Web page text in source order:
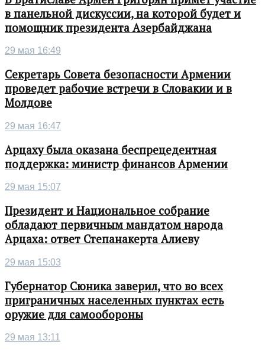
в панельной дискуссии, на которой будет и
помощник президента Азербайджана
29 мая 16:49
Секретарь Совета безопасности Армении
проведет рабочие встречи в Словакии и в
Молдове
29 мая 16:47
Арцаху была оказана беспрецедентная
поддержка: министр финансов Армении
29 мая 15:07
Президент и Национальное собрание
обладают первичным мандатом народа
Арцаха: ответ Степанакерта Алиеву
29 мая 15:03
Губернатор Сюника заверил, что во всех
приграничных населенных пунктах есть
оружие для самообороны
29 мая 13:11